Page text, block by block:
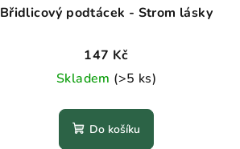
Břidlicový podtácek - Strom lásky
147 Kč
Skladem (>5 ks)
Do košíku